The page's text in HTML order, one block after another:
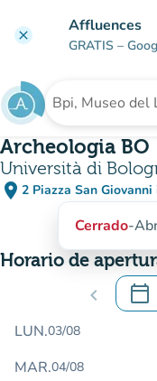
clear Affluences
GRATIS –
Buscar un
Archeologia BO
Università di
place 2 Piazza San
Cerrado-
Horario de
chevron_left calendar_today
.
LUN.03/08
MAR.04/08